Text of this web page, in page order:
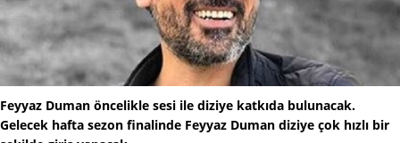
Feyyaz Duman öncelikle sesi ile diziye katkıda bulunacak.
Gelecek hafta sezon finalinde Feyyaz Duman diziye çok hızlı bir